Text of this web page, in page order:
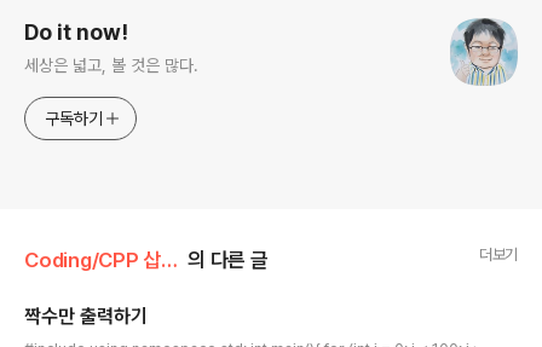
Do it now!
세상은 넓고, 볼 것은 많다.
구독하기
Coding/CPP 삽질기 의 다른 글 더보기
짝수만 출력하기